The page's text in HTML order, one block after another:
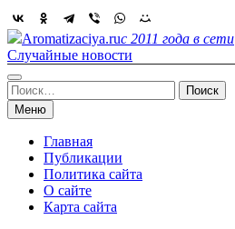
Skip
to
content
Aromatizaciya.ruс 2011 года в сети
Случайные новости
Найти:
Меню
Главная
Публикации
Политика сайта
О сайте
Карта сайта